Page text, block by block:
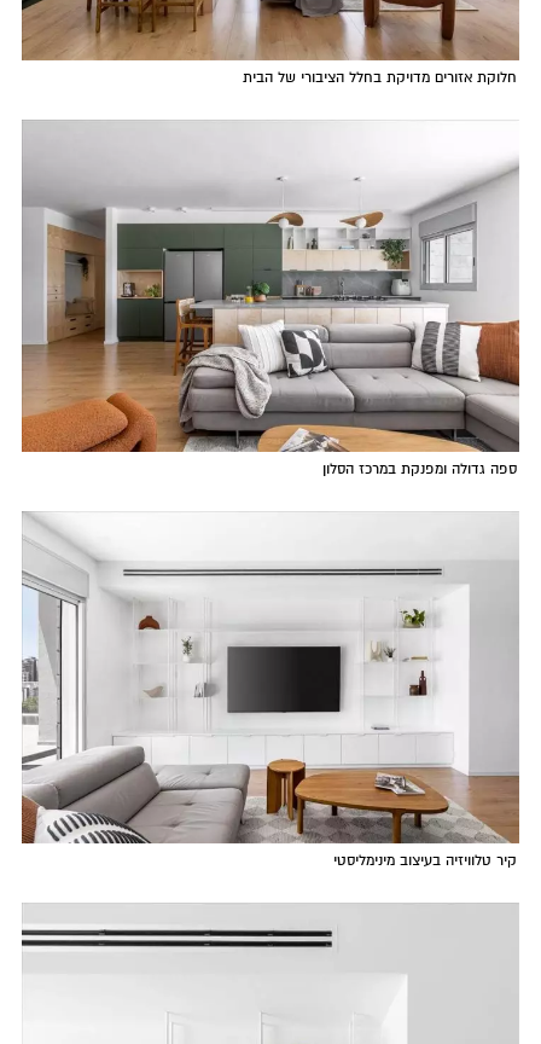
חלוקת אזורים מדויקת בחלל הציבורי של הבית
ספה גדולה ומפנקת במרכז הסלון
קיר טלוויזיה בעיצוב מינימליסטי